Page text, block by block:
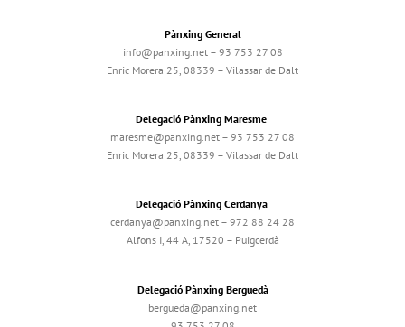
Pànxing General
info@panxing.net – 93 753 27 08
Enric Morera 25, 08339 – Vilassar de Dalt
Delegació Pànxing Maresme
maresme@panxing.net – 93 753 27 08
Enric Morera 25, 08339 – Vilassar de Dalt
Delegació Pànxing Cerdanya
cerdanya@panxing.net – 972 88 24 28
Alfons I, 44 A, 17520 – Puigcerdà
Delegació Pànxing Berguedà
bergueda@panxing.net